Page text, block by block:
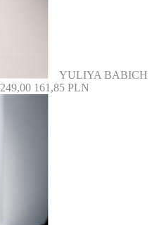
YULIYA BABICH
249,00 161,85 PLN